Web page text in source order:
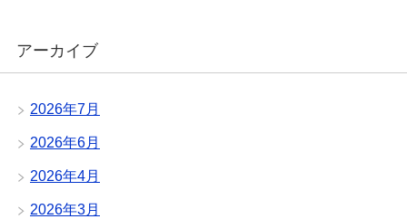
アーカイブ
2026年7月
2026年6月
2026年4月
2026年3月